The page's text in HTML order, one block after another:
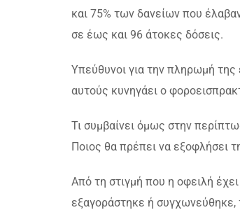
και 75% των δανείων που
σε έως και 96 άτοκες δόσεις.
Υπεύθυνοι για την πληρωμή της
αυτούς κυνηγάει ο
Τι συμβαίνει όμως στην
Ποιος θα πρέπει να εξοφλήσει
Από τη στιγμή που η οφειλή
εξαγοράστηκε ή συγχωνεύθηκε,